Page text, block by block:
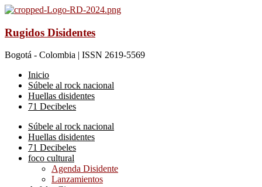
Rugidos Disidentes
Bogotá - Colombia | ISSN 2619-5569
Inicio
Súbele al rock nacional
Huellas disidentes
71 Decibeles
Súbele al rock nacional
Huellas disidentes
71 Decibeles
foco cultural
Agenda Disidente
Lanzamientos